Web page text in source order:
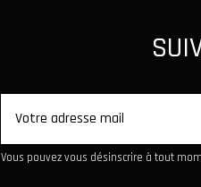
Vous pouvez vous désinscrire à tout